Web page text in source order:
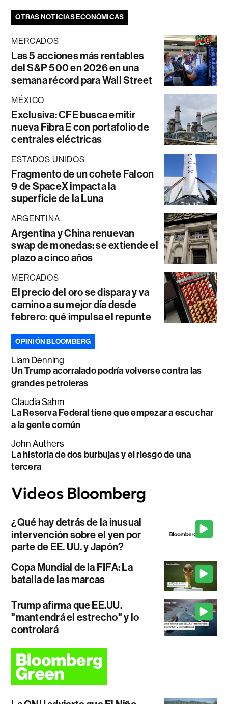
OTRAS NOTICIAS ECONÓMICAS
MERCADOS
Las 5 acciones más rentables
del S&P 500 en 2026 en una
semana récord para Wall Street
MÉXICO
Exclusiva: CFE busca emitir
nueva Fibra E con portafolio de
centrales eléctricas
ESTADOS UNIDOS
Fragmento de un cohete Falcon
9 de SpaceX impacta la
superficie de la Luna
ARGENTINA
Argentina y China renuevan
swap de monedas: se extiende el
plazo a cinco años
MERCADOS
El precio del oro se dispara y va
camino a su mejor día desde
febrero: qué impulsa el repunte
OPINIÓN BLOOMBERG
Liam Denning
Un Trump acorralado podría volverse contra las
grandes petroleras
Claudia Sahm
La Reserva Federal tiene que empezar a escuchar
a la gente común
John Authers
La historia de dos burbujas y el riesgo de una
tercera
¿Qué hay detrás de la inusual
intervención sobre el yen por
parte de EE. UU. y Japón?
Copa Mundial de la FIFA: La
batalla de las marcas
Trump afirma que EE.UU.
"mantendrá el estrecho" y lo
controlará